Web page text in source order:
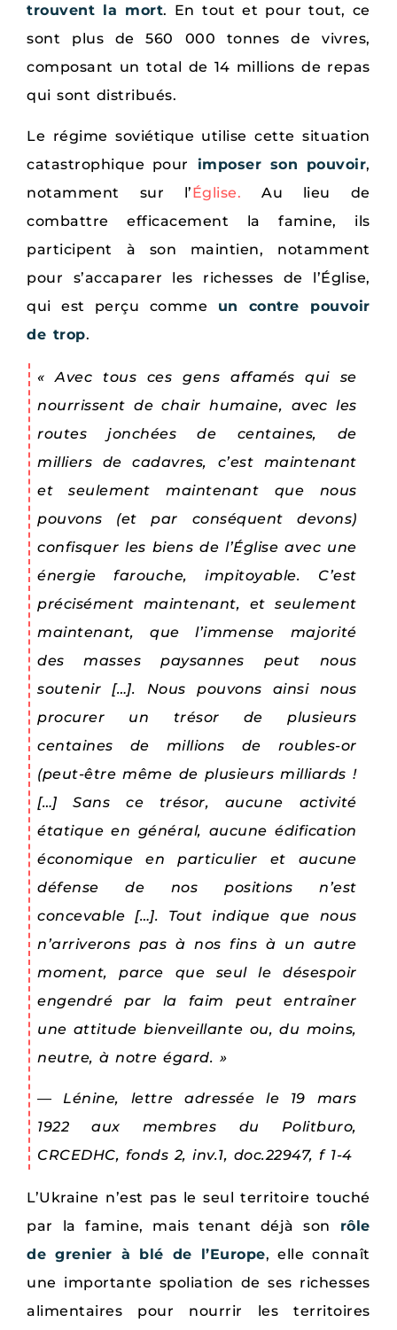
trouvent la mort. En tout et pour tout, ce
sont plus de 560 000 tonnes de vivres,
composant un total de 14 millions de repas
qui sont distribués.
Le régime soviétique utilise cette situation
catastrophique pour
imposer son pouvoir,
notamment sur l’Église. Au lieu de
combattre efficacement la famine, ils
participent à son maintien, notamment
pour s’accaparer les richesses de l’Église,
qui est perçu comme un contre pouvoir
de trop.
« Avec tous ces gens affamés qui se
nourrissent de chair humaine, avec les
routes jonchées de centaines, de
milliers de cadavres, c’est maintenant
et seulement maintenant que nous
pouvons (et par conséquent devons)
confisquer les biens de l’Église avec une
énergie farouche, impitoyable. C’est
précisément maintenant, et seulement
maintenant, que l’immense majorité
des masses paysannes peut nous
soutenir […]. Nous pouvons ainsi nous
procurer un trésor de plusieurs
centaines de millions de roubles-or
(peut-être même de plusieurs milliards !
[…] Sans ce trésor, aucune activité
étatique en général, aucune édification
économique en particulier et aucune
défense de nos positions n’est
concevable […]. Tout indique que nous
n’arriverons pas à nos fins à un autre
moment, parce que seul le désespoir
engendré par la faim peut entraîner
une attitude bienveillante ou, du moins,
neutre, à notre égard. »
— Lénine, lettre adressée le 19 mars
1922 aux membres du Politburo,
CRCEDHC, fonds 2, inv.1, doc.22947, f 1-4
L’Ukraine n’est pas le seul territoire touché
par la famine, mais tenant déjà son rôle
de grenier à blé de l’Europe, elle connaît
une importante spoliation de ses richesses
alimentaires pour nourrir les territoires